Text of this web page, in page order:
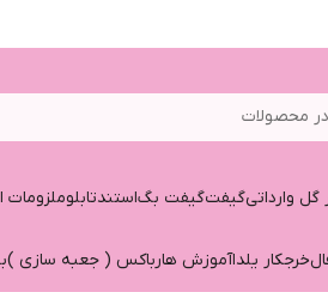
محصولات
گل وارداتیگیفتگیفت بگاستندتابلوملزومات
خرجکار یلداآموزش هارباکس ( جعبه سازی )